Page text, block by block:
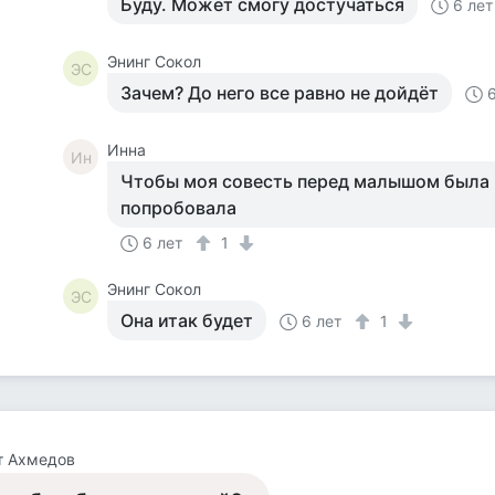
Буду. Может смогу достучаться 6 лет
ЭС Энинг Сокол
Зачем? До него все равно не дойдёт
Ин Инна
Чтобы моя совесть перед малышом была
попробовала
6 лет 1
ЭС Энинг Сокол
Она итак будет 6 лет 1
Ахмедов